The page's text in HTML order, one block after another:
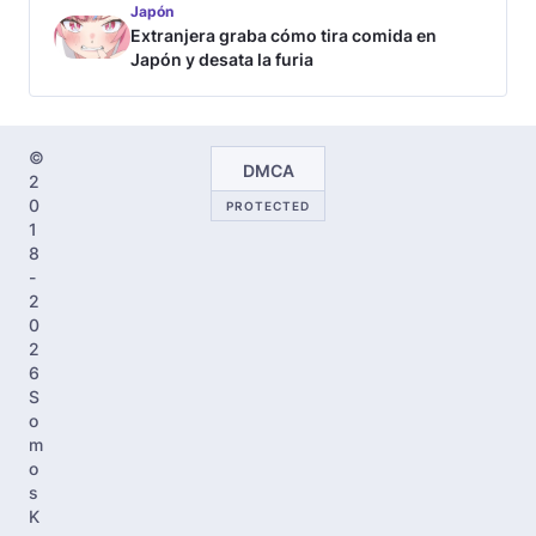
Japón
Extranjera graba cómo tira comida en
Japón y desata la furia
©
2
0
1
8
-
2
0
2
6
S
o
m
o
s
K
DMCA
PROTECTED